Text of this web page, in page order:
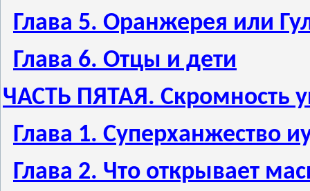
Глава 5. Оранжерея или
Глава 6. Отцы и дети
ЧАСТЬ ПЯТАЯ. Скромность
Глава 1. Суперханжество
Глава 2. Что открывает